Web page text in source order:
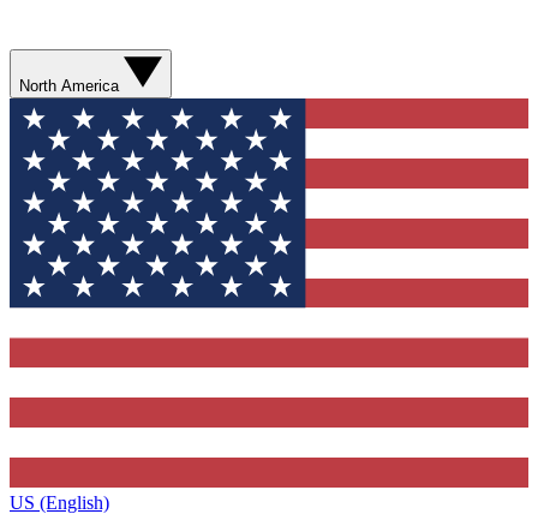
North America
US (English)